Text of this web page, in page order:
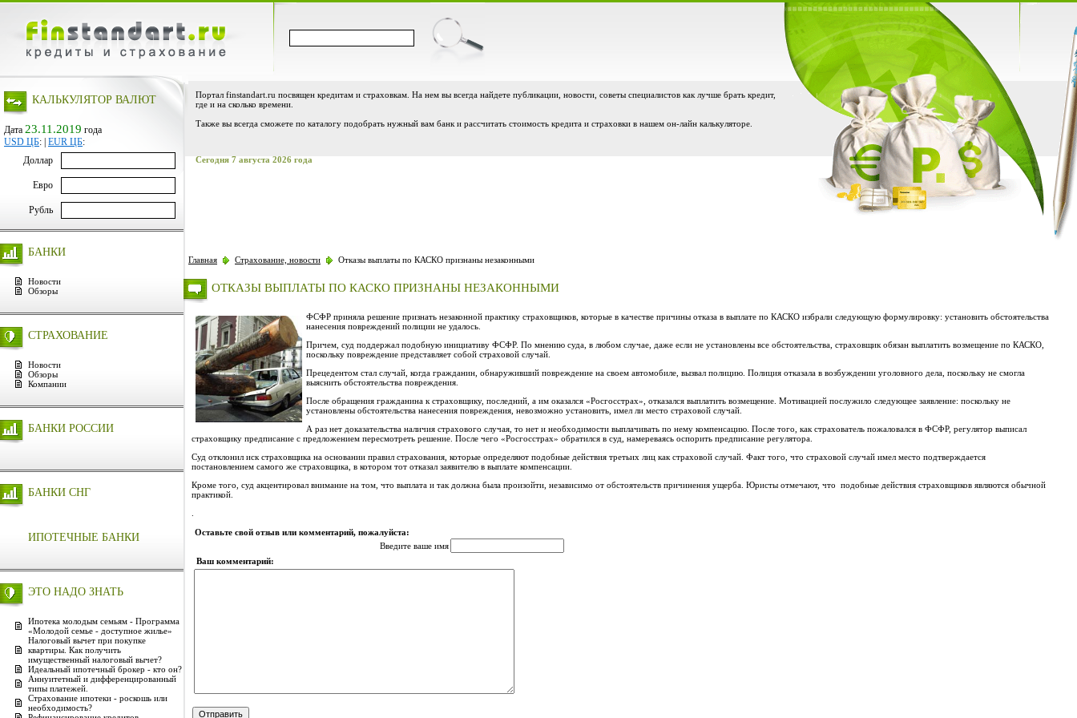
КАЛЬКУЛЯТОР ВАЛЮТ
Дата 23.11.2019 года
USD ЦБ: EUR ЦБ:
Доллар
Евро
Рубль
БАНКИ
Новости
Обзоры
СТРАХОВАНИЕ
Новости
Обзоры
Компании
БАНКИ РОССИИ
БАНКИ СНГ
ИПОТЕЧНЫЕ БАНКИ
ЭТО НАДО ЗНАТЬ
Ипотека молодым семьям - Программа
«Молодой семье - доступное жилье»
Налоговый вычет при покупке
квартиры. Как получить
имущественный налоговый вычет?
Идеальный ипотечный брокер - кто он?
Аннуитетный и дифференцированный
типы платежей.
Страхование ипотеки - роскошь или
необходимость?
Портал finstandart.ru посвящен кредитам и страховкам. На нем вы всегда найдете публикации, новости, советы специалистов как лучше брать кредит,
где и на сколько времени.
Также вы всегда сможете по каталогу подобрать нужный вам банк и рассчитать стоимость кредита и страховки в нашем он-лайн калькуляторе.
Сегодня 7 августа 2026 года
Главная Страхование, новости Отказы выплаты по КАСКО признаны незаконными
ОТКАЗЫ ВЫПЛАТЫ ПО КАСКО ПРИЗНАНЫ НЕЗАКОННЫМИ
ФСФР приняла решение признать незаконной практику страховщиков, которые в качестве причины отказа в выплате по КАСКО избрали следующую формулировку: установить обстоятельства
нанесения повреждений полиции не удалось.
Причем, суд поддержал подобную инициативу ФСФР. По мнению суда, в любом случае, даже если не установлены все обстоятельства, страховщик обязан выплатить возмещение по КАСКО,
поскольку повреждение представляет собой страховой случай.
Прецедентом стал случай, когда гражданин, обнаруживший повреждение на своем автомобиле, вызвал полицию. Полиция отказала в возбуждении уголовного дела, поскольку не смогла
выяснить обстоятельства повреждения.
После обращения гражданина к страховщику, последний, а им оказался «Росгосстрах», отказался выплатить возмещение. Мотивацией послужило следующее заявление: поскольку не
установлены обстоятельства нанесения повреждения, невозможно установить, имел ли место страховой случай.
А раз нет доказательства наличия страхового случая, то нет и необходимости выплачивать по нему компенсацию. После того, как страхователь пожаловался в ФСФР, регулятор выписал
страховщику предписание с предложением пересмотреть решение. После чего «Росгосстрах» обратился в суд, намереваясь оспорить предписание регулятора.
Суд отклонил иск страховщика на основании правил страхования, которые определяют подобные действия третьих лиц как страховой случай. Факт того, что страховой случай имел место подтверждается
постановлением самого же страховщика, в котором тот отказал заявителю в выплате компенсации.
Кроме того, суд акцентировал внимание на том, что выплата и так должна была произойти, независимо от обстоятельств причинения ущерба. Юристы отмечают, что подобные действия страховщиков являются обычной
практикой.
Оставьте свой отзыв или комментарий, пожалуйста:
Введите ваше имя
Ваш комментарий: